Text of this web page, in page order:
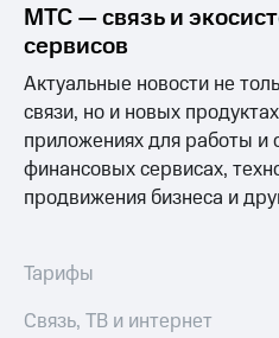
МТС — связь и
сервисов
Актуальные новости не
связи, но и новых
приложениях для работы и
финансовых сервисах,
продвижения бизнеса и
Тарифы
Связь, ТВ и интернет